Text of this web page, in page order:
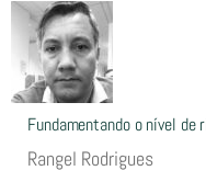
Fundamentando o nível de
Rangel Rodrigues